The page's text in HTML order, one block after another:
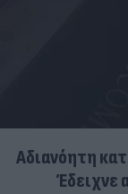
Αδιανόητη
Έδειχνε